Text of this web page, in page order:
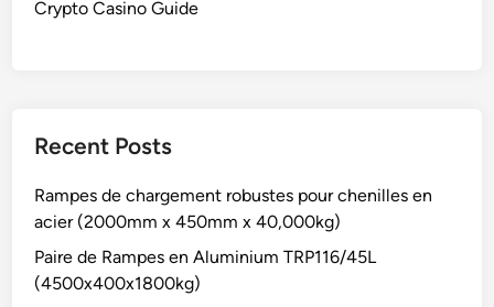
Crypto Casino Guide
Recent Posts
Rampes de chargement robustes pour chenilles en
acier (2000mm x 450mm x 40,000kg)
Paire de Rampes en Aluminium TRP116/45L
(4500x400x1800kg)